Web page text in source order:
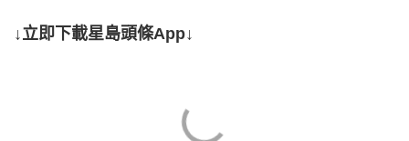
↓立即下載星島頭條App↓